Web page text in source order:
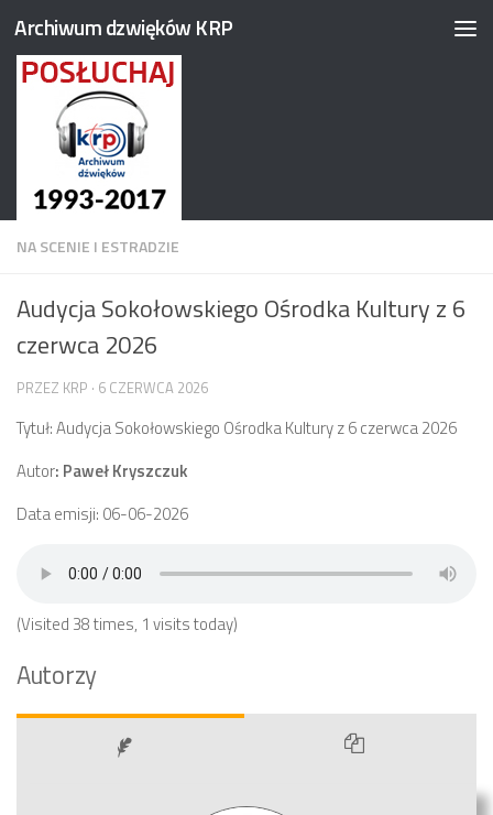
Przejdź do treści
Archiwum dzwięków KRP
NA SCENIE I ESTRADZIE
Audycja Sokołowskiego Ośrodka Kultury z 6
czerwca 2026
PRZEZ KRP · 6 CZERWCA 2026
Tytuł: Audycja Sokołowskiego Ośrodka Kultury z 6 czerwca 2026
Autor: Paweł Kryszczuk
Data emisji: 06-06-2026
(Visited 38 times, 1 visits today)
Autorzy